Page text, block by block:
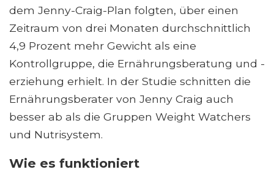
dem Jenny-Craig-Plan folgten, über einen
Zeitraum von drei Monaten durchschnittlich
4,9 Prozent mehr Gewicht als eine
Kontrollgruppe, die Ernährungsberatung und -
erziehung erhielt. In der Studie schnitten die
Ernährungsberater von Jenny Craig auch
besser ab als die Gruppen Weight Watchers
und Nutrisystem.
Wie es funktioniert